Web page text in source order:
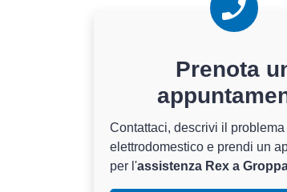
Prenota
Contattaci, descrivi il
elettrodomestico e prendi un
per l'assistenza Rex a